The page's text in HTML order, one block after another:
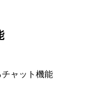
ャット機能